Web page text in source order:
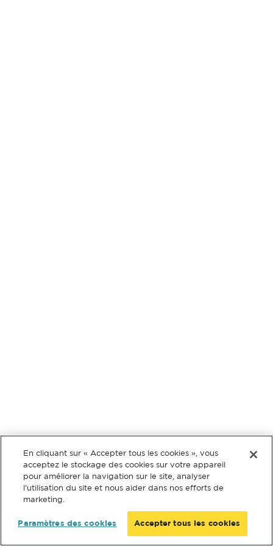
En cliquant sur « Accepter tous les cookies », vous
acceptez le stockage des cookies sur votre appareil
pour améliorer la navigation sur le site, analyser
l’utilisation du site et nous aider dans nos efforts de
marketing.
Paramètres des cookies Accepter tous les cookies